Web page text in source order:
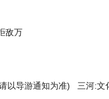
敌万
以导游通知为准) 三河:文